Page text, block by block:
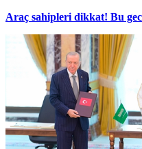
Araç sahipleri dikkat! Bu